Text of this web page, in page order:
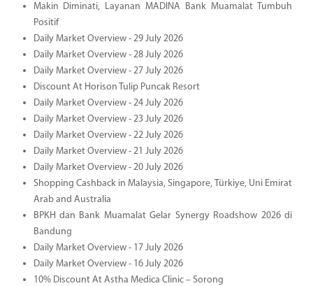
Makin Diminati, Layanan MADINA Bank Muamalat Tumbuh
Positif
Daily Market Overview - 29 July 2026
Daily Market Overview - 28 July 2026
Daily Market Overview - 27 July 2026
Discount At Horison Tulip Puncak Resort
Daily Market Overview - 24 July 2026
Daily Market Overview - 23 July 2026
Daily Market Overview - 22 July 2026
Daily Market Overview - 21 July 2026
Daily Market Overview - 20 July 2026
Shopping Cashback in Malaysia, Singapore, Türkiye, Uni Emirat
Arab and Australia
BPKH dan Bank Muamalat Gelar Synergy Roadshow 2026 di
Bandung
Daily Market Overview - 17 July 2026
Daily Market Overview - 16 July 2026
10% Discount At Astha Medica Clinic – Sorong